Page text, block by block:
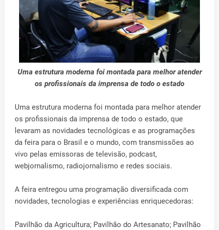
Uma estrutura moderna foi montada para melhor atender
os profissionais da imprensa de todo o estado
Uma estrutura moderna foi montada para melhor atender
os profissionais da imprensa de todo o estado, que
levaram as novidades tecnológicas e as programações
da feira para o Brasil e o mundo, com transmissões ao
vivo pelas emissoras de televisão, podcast,
webjornalismo, radiojornalismo e redes sociais.
A feira entregou uma programação diversificada com
novidades, tecnologias e experiências enriquecedoras:
Pavilhão da Agricultura; Pavilhão do Artesanato; Pavilhão